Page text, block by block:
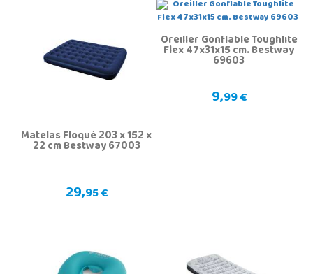
Matelas Floqué 203 x 152 x
22 cm Bestway 67003
29,95 €
Oreiller Gonflable Toughlite
Flex 47x31x15 cm. Bestway
69603
9,99 €